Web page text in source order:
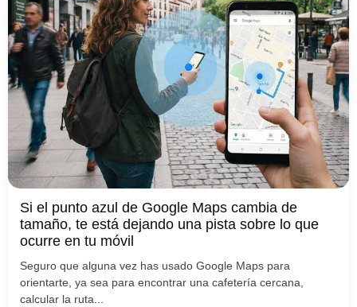
Si el punto azul de Google Maps cambia de
tamaño, te está dejando una pista sobre lo que
ocurre en tu móvil
Seguro que alguna vez has usado Google Maps para
orientarte, ya sea para encontrar una cafetería cercana,
calcular la ruta...